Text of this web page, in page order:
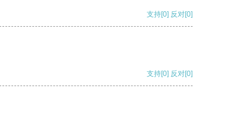
支持[0] 反对[0]
支持[0] 反对[0]